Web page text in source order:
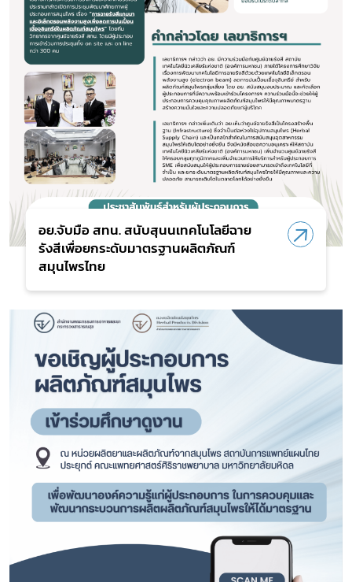
อย.จับมือ สทน. สนับสุนนเทคโนโลยีฉาย
รังสีเพื่อยกระดับมาตรฐานผลิตภัณฑ์
สมุนไพรไทย